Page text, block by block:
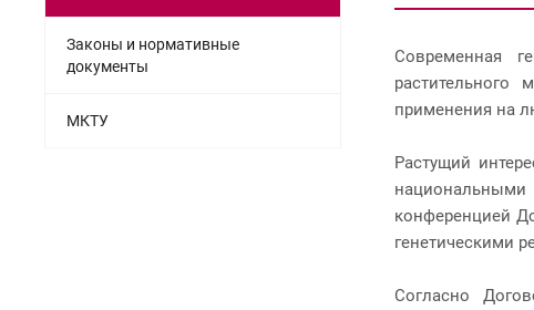
Современная
растительного
применения на
Растущий
конференцией
генетическими
Согласно
Законы и нормативные
документы
МКТУ